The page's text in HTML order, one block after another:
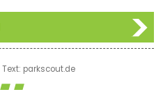
parkscout.de